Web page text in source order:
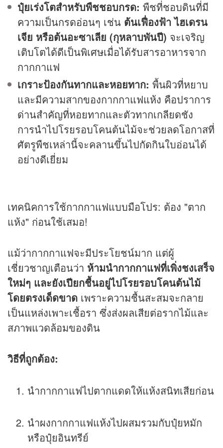
ปุ๋ยเร่งโตสำหรับพืชชอบกรด: พืชที่ชอบดินที่มี
ความเป็นกรดอ่อนๆ เช่น ต้นเฟื่องฟ้า ไฮเดรน
เจีย หรือต้นอะซาเลีย (กุหลาบพันปี) จะเจริญ
เติบโตได้ดีเป็นพิเศษเมื่อได้รับสารอาหารจาก
กากกาแฟ
เกราะป้องกันทากและหอยทาก: พื้นผิวที่หยาบ
และมีความสากของกากกาแฟแห้ง คือปราการ
ด่านสำคัญที่หอยทากและตัวทากเกลียดชัง
การนำไปโรยรอบโคนต้นไม้จะช่วยลดโอกาสที่
ศัตรูพืชเหล่านี้จะคลานขึ้นไปกัดกินใบอ่อนได้
อย่างดีเยี่ยม
เทคนิคการใช้กากกาแฟแบบมือโปร: ต้อง "ตาก
แห้ง" ก่อนใช้เสมอ!
แม้ว่ากากกาแฟจะมีประโยชน์มาก แต่ผู้
เชี่ยวชาญเตือนว่า ห้ามนำกากกาแฟที่เพิ่งชงเสร็จ
ใหม่ๆ และยังเปียกชื้นอยู่ไปโรยรอบโคนต้นไม้
โดยตรงเด็ดขาด เพราะความชื้นสะสมจะกลาย
เป็นแหล่งเพาะเชื้อรา ซึ่งส่งผลเสียต่อรากไม้และ
สภาพแวดล้อมของดิน
วิธีที่ถูกต้อง:
นำกากกาแฟไปตากแดดให้แห้งสนิทเสียก่อน
นำผงกากกาแฟแห้งไปผสมรวมกับปุ๋ยหมัก
หรือปุ๋ยอินทรีย์